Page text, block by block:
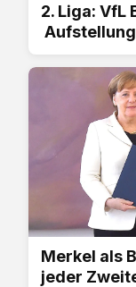
2. Liga: VfL
Merkel als
jeder